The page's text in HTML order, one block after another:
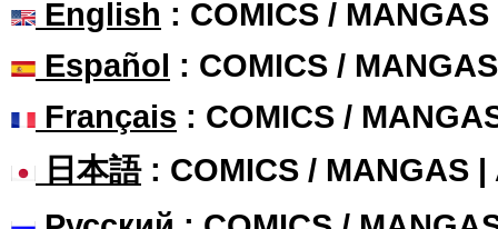
English : COMICS /
Español : COMICS /
Français : COMICS /
日本語: COMICS / MANGAS |